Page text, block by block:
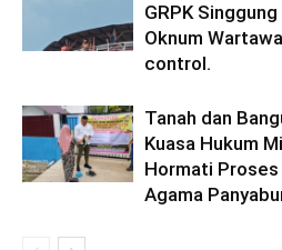
GRPK
Oknum
control.
Tanah dan
Kuasa Hukum
Hormati Proses
Agama